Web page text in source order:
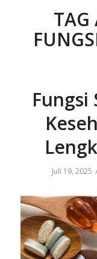
TAG
Juli 19, 2025